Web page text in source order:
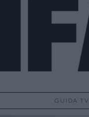
GUIDA TV